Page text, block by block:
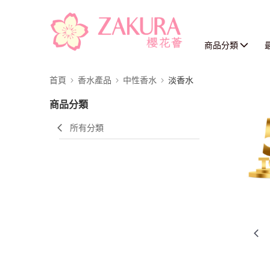
商品分類
首頁 香水產品 中性香水 淡香水
商品分類
所有分類